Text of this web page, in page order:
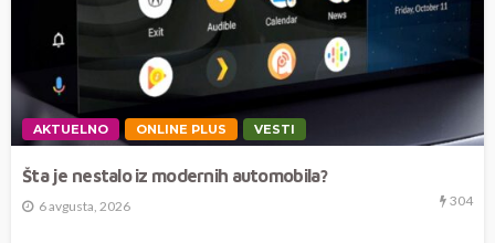
AKTUELNO ONLINE PLUS VESTI
Šta je nestalo iz modernih automobila?
6 avgusta, 2026 304